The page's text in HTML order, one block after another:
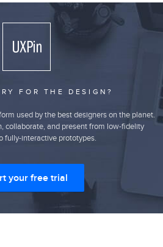
FOR THE DESIGN?
used by the best designers on the planet.
collaborate, and present from low-fidelity
fully-interactive prototypes.
your free trial